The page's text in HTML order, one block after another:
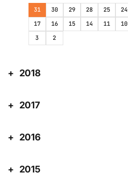
31 30 29 28 25 24
17
16 15 14 11 10
3
2
2018
2017
2016
2015